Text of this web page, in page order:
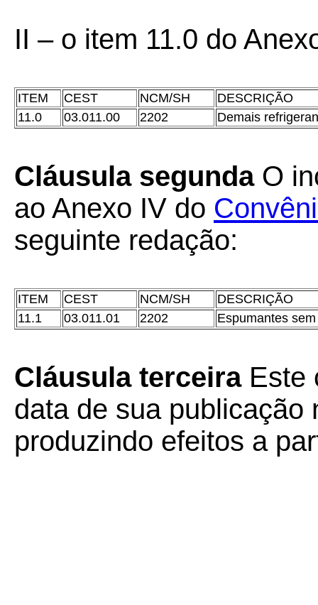
II – o item 11.0 do
ITEM CEST NCM/SH
DESCRIÇÃO
11.0
03.011.00 2202 Demais
Cláusula segundaO
ao Anexo IV do
seguinte redação:
ITEM CEST NCM/SH
DESCRIÇÃO
11.1
03.011.01 2202 Espumantes
Cláusula terceiraEste
data de sua publicação
produzindo efeitos a